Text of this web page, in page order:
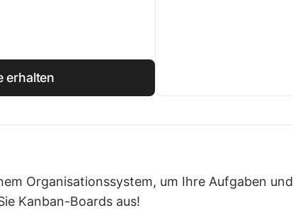
erhalten
Organisationssystem, um Ihre Aufgaben und
Kanban-Boards aus!